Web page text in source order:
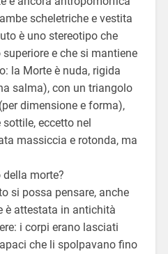
scheletriche e vestita
è uno stereotipo che
e che si mantiene
la Morte è nuda, rigida
salma), con un triangolo
dimensione e forma),
eccetto nel
massiccia e rotonda, ma
della morte?
si possa pensare, anche
è attestata in antichità
i corpi erano lasciati
che li spolpavano fino